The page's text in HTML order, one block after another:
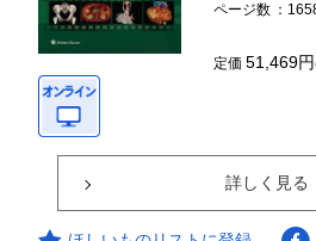
ページ数 ：
定価51,469円
詳しく見る